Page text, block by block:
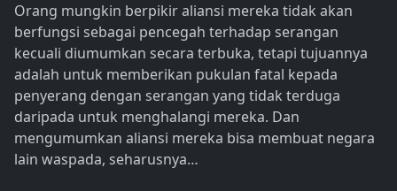
Orang mungkin berpikir aliansi mereka tidak akan
berfungsi sebagai pencegah terhadap serangan
kecuali diumumkan secara terbuka, tetapi tujuannya
adalah untuk memberikan pukulan fatal kepada
penyerang dengan serangan yang tidak terduga
daripada untuk menghalangi mereka. Dan
mengumumkan aliansi mereka bisa membuat negara
lain waspada, seharusnya…